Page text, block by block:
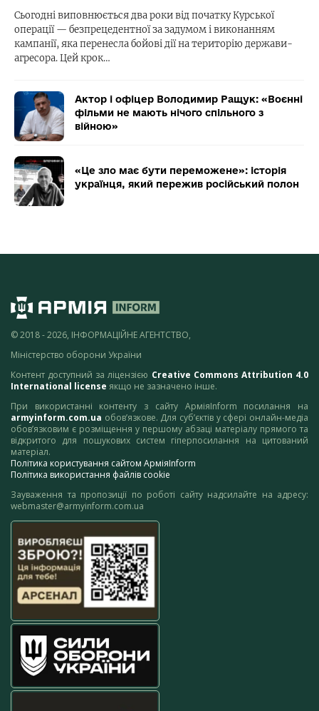
Сьогодні виповнюється два роки від початку Курської
операції — безпрецедентної за задумом і виконанням
кампанії, яка перенесла бойові дії на територію держави-
агресора. Цей крок…
Актор і офіцер Володимир Ращук: «Воєнні
фільми не мають нічого спільного з
війною»
«Це зло має бути переможене»: історія
українця, який пережив російський полон
© 2018 - 2026, ІНФОРМАЦІЙНЕ АГЕНТСТВО,
Міністерство оборони України
Контент доступний за ліцензією Creative Commons Attribution 4.0
International license якщо не зазначено інше.
При використанні контенту з сайту АрміяInform посилання на
armyinform.com.ua обов’язкове. Для суб’єктів у сфері онлайн-медіа
обов’язковим є розміщення у першому абзаці матеріалу прямого та
відкритого для пошукових систем гіперпосилання на цитований
матеріал.
Політика користування сайтом АрміяInform
Політика використання файлів cookie
Зауваження та пропозиції по роботі сайту надсилайте на адресу:
webmaster@armyinform.com.ua